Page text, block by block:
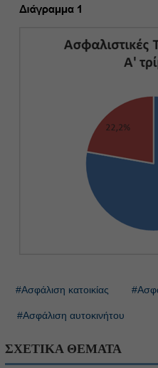
#Ασφάλιση κατοικίας
#Ασφάλιση αυτοκινήτου
ΣΧΕΤΙΚΑ ΘΕΜΑΤΑ